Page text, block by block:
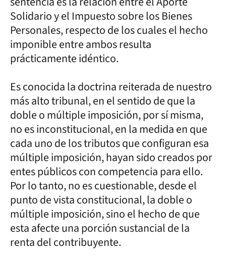
Solidario y el Impuesto sobre los Bienes
Personales, respecto de los cuales el hecho
imponible entre ambos resulta
prácticamente idéntico.
Es conocida la doctrina reiterada de nuestro
más alto tribunal, en el sentido de que la
doble o múltiple imposición, por sí misma,
no es inconstitucional, en la medida en que
cada uno de los tributos que configuran esa
múltiple imposición, hayan sido creados por
entes públicos con competencia para ello.
Por lo tanto, no es cuestionable, desde el
punto de vista constitucional, la doble o
múltiple imposición, sino el hecho de que
esta afecte una porción sustancial de la
renta del contribuyente.